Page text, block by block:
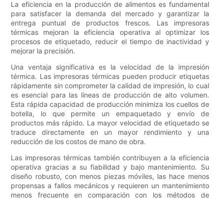
La eficiencia en la producción de alimentos es fundamental
para satisfacer la demanda del mercado y garantizar la
entrega puntual de productos frescos. Las impresoras
térmicas mejoran la eficiencia operativa al optimizar los
procesos de etiquetado, reducir el tiempo de inactividad y
mejorar la precisión.
Una ventaja significativa es la velocidad de la impresión
térmica. Las impresoras térmicas pueden producir etiquetas
rápidamente sin comprometer la calidad de impresión, lo cual
es esencial para las líneas de producción de alto volumen.
Esta rápida capacidad de producción minimiza los cuellos de
botella, lo que permite un empaquetado y envío de
productos más rápido. La mayor velocidad de etiquetado se
traduce directamente en un mayor rendimiento y una
reducción de los costos de mano de obra.
Las impresoras térmicas también contribuyen a la eficiencia
operativa gracias a su fiabilidad y bajo mantenimiento. Su
diseño robusto, con menos piezas móviles, las hace menos
propensas a fallos mecánicos y requieren un mantenimiento
menos frecuente en comparación con los métodos de